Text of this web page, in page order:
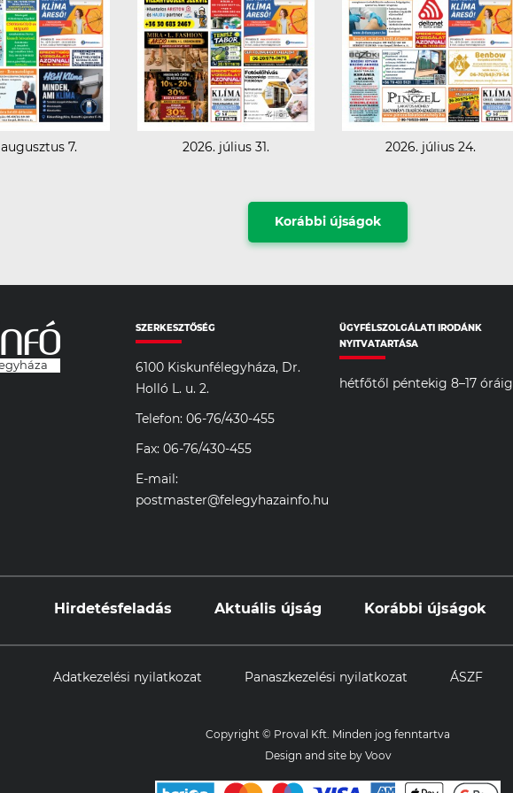
7. 2026. július 31. 2026. július 24.
Korábbi újságok
SZERKESZTŐSÉG
6100 Kiskunfélegyháza, Dr.
Holló L. u. 2.
Telefon: 06-76/430-455
Fax: 06-76/430-455
E-mail:
postmaster@felegyhazainfo.hu
ÜGYFÉLSZOLGÁLATI IRODÁNK
NYITVATARTÁSA
hétfőtől péntekig 8–17 óráig
Hirdetésfeladás Aktuális újság Korábbi újságok
Adatkezelési nyilatkozat Panaszkezelési nyilatkozat ÁSZF
Copyright © Proval Kft. Minden jog fenntartva
Design and site by Voov